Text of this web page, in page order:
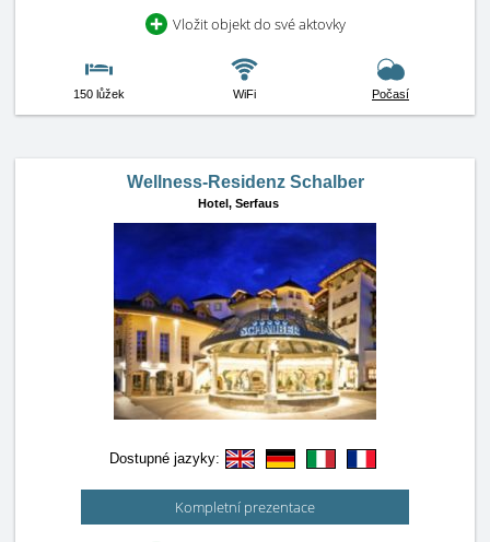
Vložit objekt do své aktovky
150 lůžek WiFi Počasí
Wellness-Residenz Schalber
Hotel, Serfaus
Dostupné jazyky:
Kompletní prezentace